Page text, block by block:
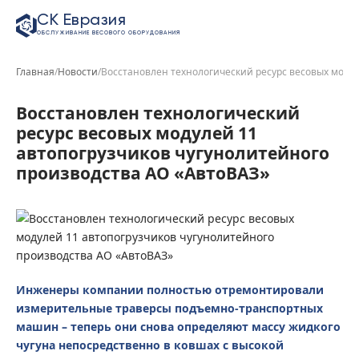
СК Евразия
ОБСЛУЖИВАНИЕ ВЕСОВОГО ОБОРУДОВАНИЯ
Главная/Новости/Восстановлен технологический ресурс весовых
Восстановлен технологический
ресурс весовых модулей 11
автопогрузчиков чугунолитейного
производства АО «АвтоВАЗ»
Инженеры компании полностью отремонтировали
измерительные траверсы подъемно-транспортных
машин – теперь они снова определяют массу жидкого
чугуна непосредственно в ковшах с высокой